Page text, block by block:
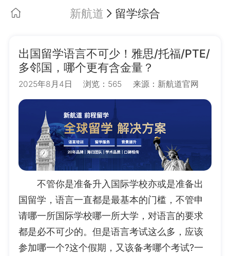
新航道 留学综合
出国留学语言不可少！雅思/托福/PTE/
多邻国，哪个更有含金量？
2025年8月4日 浏览：565 来源：新航道官网
不管你是准备升入国际学校亦或是准备出
国留学，语言一直都是最基本的门槛，不管申
请哪一所国际学校哪一所大学，对语言的要求
都是必不可少的。但是语言考试这么多，应该
参加哪一个?这个假期，又该备考哪个考试?一